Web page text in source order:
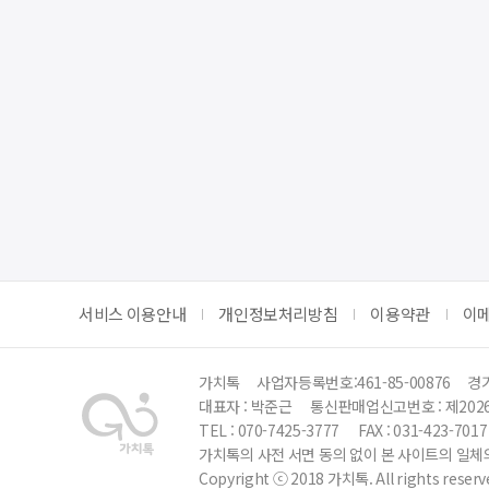
서비스 이용안내 개인정보처리방침 이용약관 이
가치톡 사업자등록번호:461-85-00876
경
대표자 : 박준근
통신판매업신고번호 : 제
TEL : 070-7425-3777
FAX : 031-423-7017
가치톡의 사전 서면 동의 없이 본 사이트의 일
Copyright ⓒ 2018 가치톡. All rights